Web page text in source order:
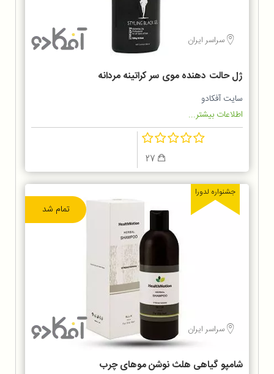
سراسر ایران
ژل حالت دهنده موی سر کراتینه مردانه
سایت آفکادو
اطلاعات بیشتر...
تمام شد
جشنواره لدورا
سراسر ایران
شامپو گیاهی هلث نوشن موهای چرب